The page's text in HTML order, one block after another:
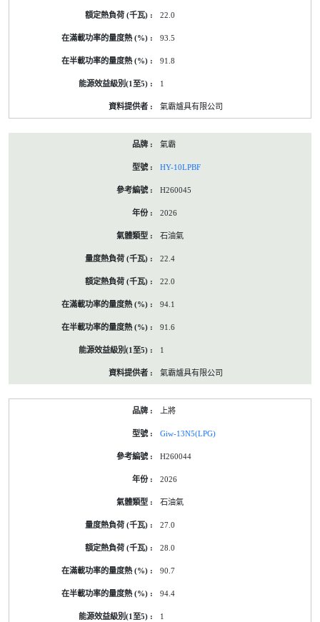
22.0
93.5
91.8
1
氣霸爐具有限公司
氣霸
HY-10LPBF
H260045
2026
石油氣
22.4
22.0
94.1
91.6
1
氣霸爐具有限公司
上將
Giw-13N5(LPG)
H260044
2026
石油氣
27.0
28.0
90.7
94.4
1